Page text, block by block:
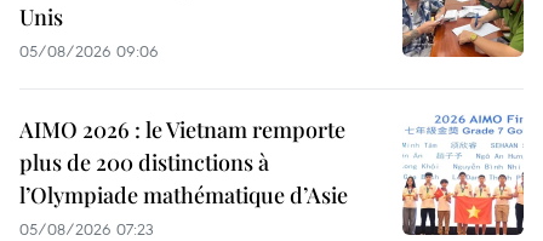
Unis
05/08/2026 09:06
AIMO 2026 : le Vietnam remporte
plus de 200 distinctions à
l’Olympiade mathématique d’Asie
05/08/2026 07:23